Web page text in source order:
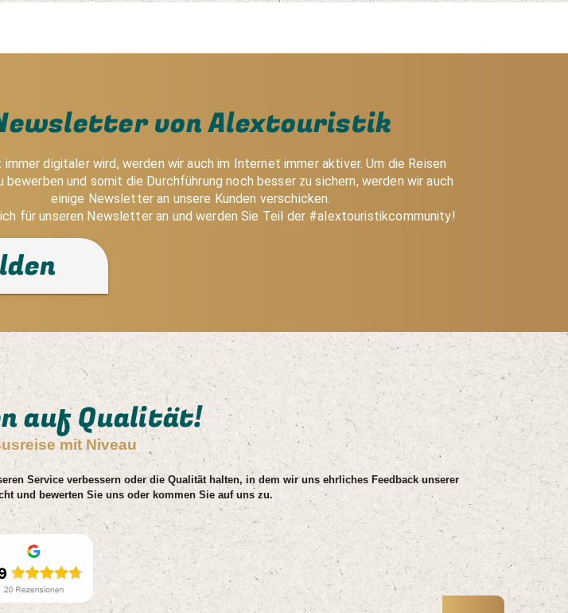
von Alextouristik
immer digitaler wird, werden wir auch im Internet immer aktiver. Um die Reisen
bewerben und somit die Durchführung noch besser zu sichern, werden wir auch
einige Newsletter an unsere Kunden verschicken.
für unseren Newsletter an und werden Sie Teil der #alextouristikcommunity!
auf Qualität!
mit Niveau
Service verbessern oder die Qualität halten, in dem wir uns ehrliches Feedback unserer
und bewerten Sie uns oder kommen Sie auf uns zu.